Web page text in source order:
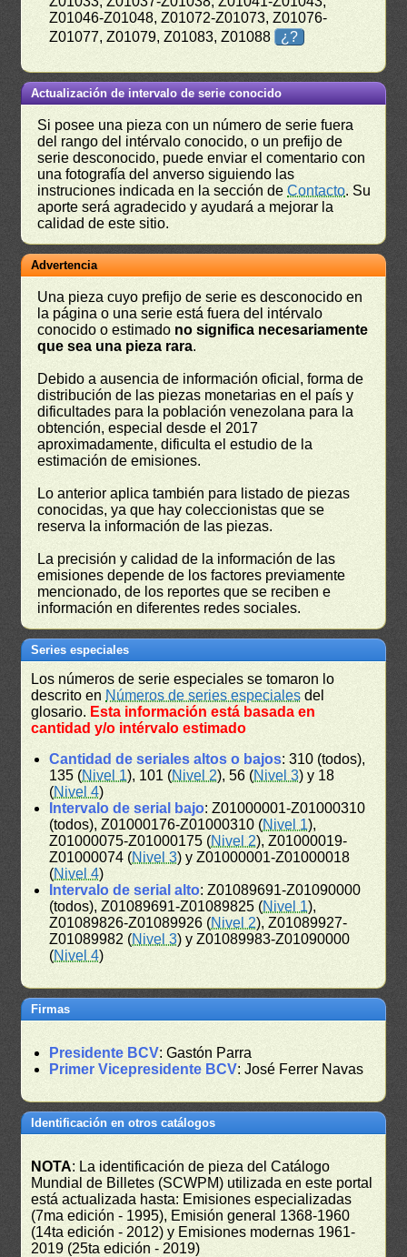
Z01046-Z01048, Z01072-Z01073, Z01076-
Z01077, Z01079, Z01083, Z01088
¿?
Actualización de intervalo de serie conocido
Si posee una pieza con un número de serie fuera
del rango del intérvalo conocido, o un prefijo de
serie desconocido, puede enviar el comentario con
una fotografía del anverso siguiendo las
instruciones indicada en la sección deContacto. Su
aporte será agradecido y ayudará a mejorar la
calidad de este sitio.
Advertencia
Una pieza cuyo prefijo de serie es desconocido en
la página o una serie está fuera del intérvalo
conocido o estimado no significa necesariamente
que sea una pieza rara.
Debido a ausencia de información oficial, forma de
distribución de las piezas monetarias en el país y
dificultades para la población venezolana para la
obtención, especial desde el 2017
aproximadamente, dificulta el estudio de la
estimación de emisiones.
Lo anterior aplica también para listado de piezas
conocidas, ya que hay coleccionistas que se
reserva la información de las piezas.
La precisión y calidad de la información de las
emisiones depende de los factores previamente
mencionado, de los reportes que se reciben e
información en diferentes redes sociales.
Series especiales
Los números de serie especiales se tomaron lo
descrito en Números de series especiales del
glosario. Esta información está basada en
cantidad y/o intérvalo estimado
Cantidad de seriales altos o bajos: 310 (todos),
135 (Nivel 1), 101 (Nivel 2), 56 (Nivel 3) y 18
(Nivel 4)
Intervalo de serial bajo: Z01000001-Z01000310
(todos), Z01000176-Z01000310 (Nivel 1),
Z01000075-Z01000175 (Nivel 2), Z01000019-
Z01000074 (Nivel 3) y Z01000001-Z01000018
(Nivel 4)
Intervalo de serial alto: Z01089691-Z01090000
(todos), Z01089691-Z01089825 (Nivel 1),
Z01089826-Z01089926 (Nivel 2), Z01089927-
Z01089982 (Nivel 3) y Z01089983-Z01090000
(Nivel 4)
Firmas
Presidente BCV: Gastón Parra
Primer Vicepresidente BCV: José Ferrer Navas
Identificación en otros catálogos
NOTA: La identificación de pieza del Catálogo
Mundial de Billetes (SCWPM) utilizada en este portal
está actualizada hasta: Emisiones especializadas
(7ma edición - 1995), Emisión general 1368-1960
(14ta edición - 2012) y Emisiones modernas 1961-
2019 (25ta edición - 2019)